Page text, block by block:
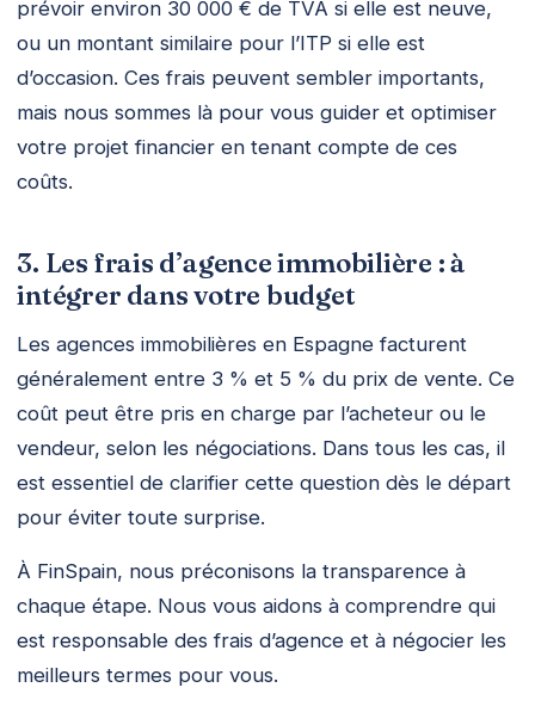
prévoir environ 30 000 € de TVA si elle est neuve,
ou un montant similaire pour l’ITP si elle est
d’occasion. Ces frais peuvent sembler importants,
mais nous sommes là pour vous guider et optimiser
votre projet financier en tenant compte de ces
coûts.
3. Les frais d’agence immobilière : à
intégrer dans votre budget
Les agences immobilières en Espagne facturent
généralement entre 3 % et 5 % du prix de vente. Ce
coût peut être pris en charge par l’acheteur ou le
vendeur, selon les négociations. Dans tous les cas, il
est essentiel de clarifier cette question dès le départ
pour éviter toute surprise.
À FinSpain, nous préconisons la transparence à
chaque étape. Nous vous aidons à comprendre qui
est responsable des frais d’agence et à négocier les
meilleurs termes pour vous.